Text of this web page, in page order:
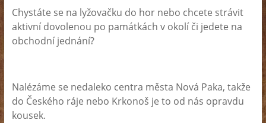
Chystáte se na lyžovačku do hor nebo chcete strávit
aktivní dovolenou po památkách v okolí či jedete na
obchodní jednání?
Nalézáme se nedaleko centra města Nová Paka, takže
do Českého ráje nebo Krkonoš je to od nás opravdu
kousek.